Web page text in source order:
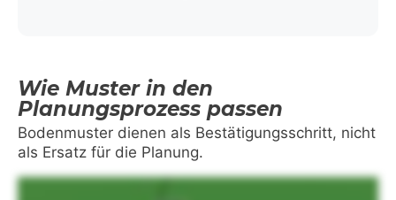
Wie Muster in den
Planungsprozess passen
Bodenmuster dienen als Bestätigungsschritt, nicht
als Ersatz für die Planung.